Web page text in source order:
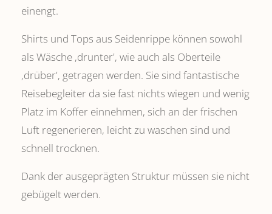
einengt.
Shirts und Tops aus Seidenrippe können sowohl
als Wäsche ,drunter', wie auch als Oberteile
‚drüber', getragen werden. Sie sind fantastische
Reisebegleiter da sie fast nichts wiegen und wenig
Platz im Koffer einnehmen, sich an der frischen
Luft regenerieren, leicht zu waschen sind und
schnell trocknen.
Dank der ausgeprägten Struktur müssen sie nicht
gebügelt werden.